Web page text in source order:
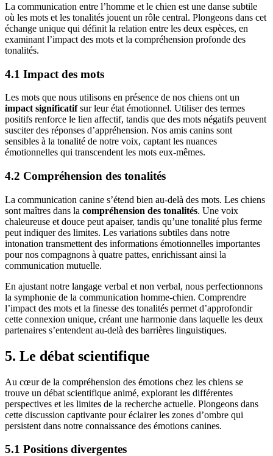
La communication entre l’homme et le chien est une danse subtile
où les mots et les tonalités jouent un rôle central. Plongeons dans cet
échange unique qui définit la relation entre les deux espèces, en
examinant l’impact des mots et la compréhension profonde des
tonalités.
4.1 Impact des mots
Les mots que nous utilisons en présence de nos chiens ont un
impact significatifsur leur état émotionnel. Utiliser des termes
positifs renforce le lien affectif, tandis que des mots négatifs peuvent
susciter des réponses d’appréhension. Nos amis canins sont
sensibles à la tonalité de notre voix, captant les nuances
émotionnelles qui transcendent les mots eux-mêmes.
4.2 Compréhension des tonalités
La communication canine s’étend bien au-delà des mots. Les chiens
sont maîtres dans la compréhension des tonalités. Une voix
chaleureuse et douce peut apaiser, tandis qu’une tonalité plus ferme
peut indiquer des limites. Les variations subtiles dans notre
intonation transmettent des informations émotionnelles importantes
pour nos compagnons à quatre pattes, enrichissant ainsi la
communication mutuelle.
En ajustant notre langage verbal et non verbal, nous perfectionnons
la symphonie de la communication homme-chien. Comprendre
l’impact des mots et la finesse des tonalités permet d’approfondir
cette connexion unique, créant une harmonie dans laquelle les deux
partenaires s’entendent au-delà des barrières linguistiques.
5. Le débat scientifique
Au cœur de la compréhension des émotions chez les chiens se
trouve un débat scientifique animé, explorant les différentes
perspectives et les limites de la recherche actuelle. Plongeons dans
cette discussion captivante pour éclairer les zones d’ombre qui
persistent dans notre connaissance des émotions canines.
5.1 Positions divergentes